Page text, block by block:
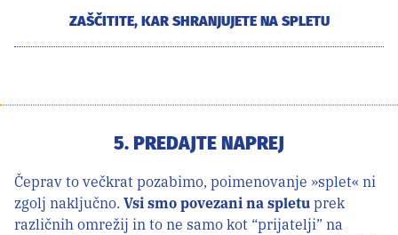
ZAŠČITITE, KAR SHRANJUJETE NA SPLETU
5. PREDAJTE NAPREJ
Čeprav to večkrat pozabimo, poimenovanje »splet« ni
zgolj naključno. Vsi smo povezani na spletu prek
različnih omrežij in to ne samo kot “prijatelji” na